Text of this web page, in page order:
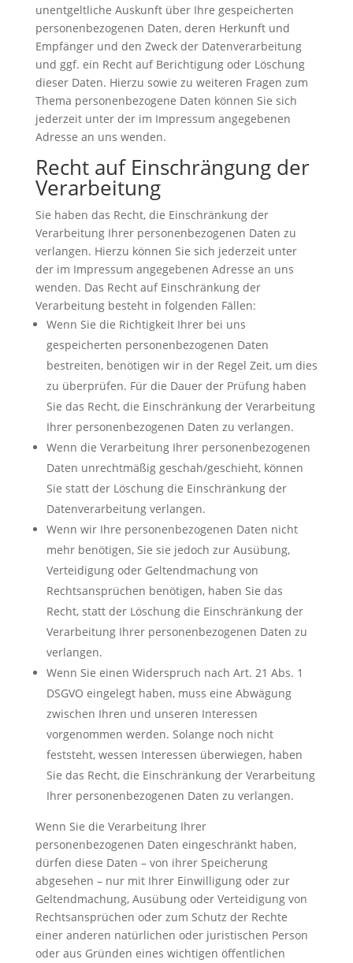
unentgeltliche Auskunft über Ihre gespeicherten
personenbezogenen Daten, deren Herkunft und
Empfänger und den Zweck der Datenverarbeitung
und ggf. ein Recht auf Berichtigung oder Löschung
dieser Daten. Hierzu sowie zu weiteren Fragen zum
Thema personenbezogene Daten können Sie sich
jederzeit unter der im Impressum angegebenen
Adresse an uns wenden.
Recht auf Einschrängung der
Verarbeitung
Sie haben das Recht, die Einschränkung der
Verarbeitung Ihrer personenbezogenen Daten zu
verlangen. Hierzu können Sie sich jederzeit unter
der im Impressum angegebenen Adresse an uns
wenden. Das Recht auf Einschränkung der
Verarbeitung besteht in folgenden Fällen:
Wenn Sie die Richtigkeit Ihrer bei uns
gespeicherten personenbezogenen Daten
bestreiten, benötigen wir in der Regel Zeit, um dies
zu überprüfen. Für die Dauer der Prüfung haben
Sie das Recht, die Einschränkung der Verarbeitung
Ihrer personenbezogenen Daten zu verlangen.
Wenn die Verarbeitung Ihrer personenbezogenen
Daten unrechtmäßig geschah/geschieht, können
Sie statt der Löschung die Einschränkung der
Datenverarbeitung verlangen.
Wenn wir Ihre personenbezogenen Daten nicht
mehr benötigen, Sie sie jedoch zur Ausübung,
Verteidigung oder Geltendmachung von
Rechtsansprüchen benötigen, haben Sie das
Recht, statt der Löschung die Einschränkung der
Verarbeitung Ihrer personenbezogenen Daten zu
verlangen.
Wenn Sie einen Widerspruch nach Art. 21 Abs. 1
DSGVO eingelegt haben, muss eine Abwägung
zwischen Ihren und unseren Interessen
vorgenommen werden. Solange noch nicht
feststeht, wessen Interessen überwiegen, haben
Sie das Recht, die Einschränkung der Verarbeitung
Ihrer personenbezogenen Daten zu verlangen.
Wenn Sie die Verarbeitung Ihrer
personenbezogenen Daten eingeschränkt haben,
dürfen diese Daten – von ihrer Speicherung
abgesehen – nur mit Ihrer Einwilligung oder zur
Geltendmachung, Ausübung oder Verteidigung von
Rechtsansprüchen oder zum Schutz der Rechte
einer anderen natürlichen oder juristischen Person
oder aus Gründen eines wichtigen öffentlichen